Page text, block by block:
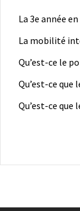
La 3e année
La mobilité
Qu’est-ce le
Qu’est-ce que
Qu’est-ce que